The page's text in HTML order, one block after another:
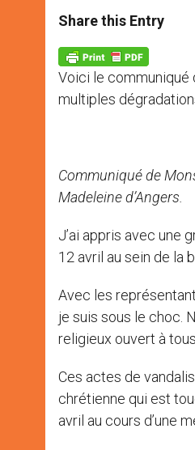
t
s
p
p
s
e
g
e
r
e
b
o
k
Share this Entry
Voici le communiqué
multiples
Communiqué de
Madeleine d’Angers.
J’ai appris avec une
12 avril au sein de la
Avec les
je suis sous le choc.
religieux ouvert à
Ces actes de
chrétienne qui est
avril au cours d’une